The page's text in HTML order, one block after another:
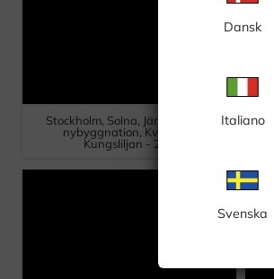
Dansk
Italiano
Svenska
Stockholm, Solna, Järvastaden,
nybyggnation, Kvarteret
Kungsliljan - 2(2)